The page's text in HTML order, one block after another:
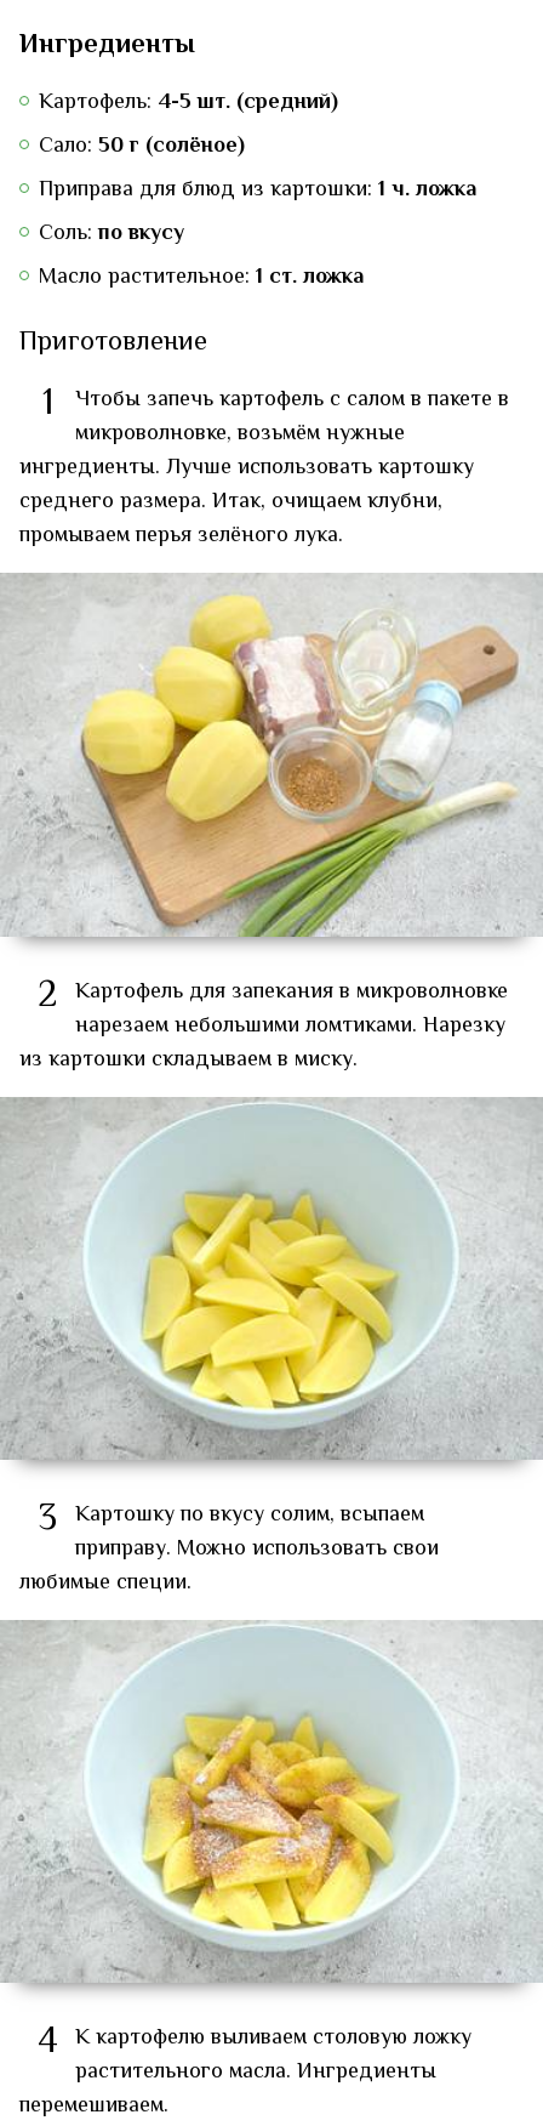
Ингредиенты
Картофель: 4-5 шт. (средний)
Сало: 50 г (солёное)
Приправа для блюд из картошки: 1 ч. ложка
Соль:по вкусу
Масло растительное: 1 ст. ложка
Приготовление
1
Чтобы запечь картофель с салом в пакете в
микроволновке, возьмём нужные
ингредиенты. Лучше использовать картошку
среднего размера. Итак, очищаем клубни,
промываем перья зелёного лука.
2 Картофель для запекания в микроволновке
нарезаем небольшими ломтиками. Нарезку
из картошки складываем в миску.
3 Картошку по вкусу солим, всыпаем
приправу. Можно использовать свои
любимые специи.
4 К картофелю выливаем столовую ложку
растительного масла. Ингредиенты
перемешиваем.